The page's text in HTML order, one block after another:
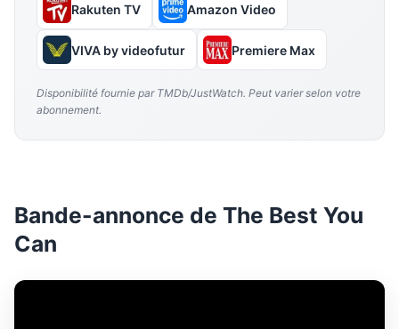
Rakuten TV Amazon Video
VIVA by videofutur Premiere Max
Disponibilité fournie par TMDb/JustWatch. Peut varier selon votre
abonnement.
Bande-annonce de The Best You
Can